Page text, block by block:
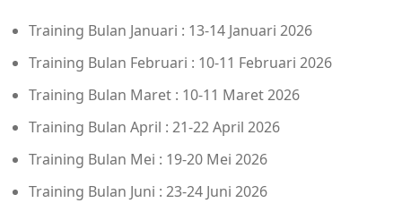
Training Bulan Januari : 13-14 Januari 2026
Training Bulan Februari : 10-11 Februari 2026
Training Bulan Maret : 10-11 Maret 2026
Training Bulan April : 21-22 April 2026
Training Bulan Mei : 19-20 Mei 2026
Training Bulan Juni : 23-24 Juni 2026